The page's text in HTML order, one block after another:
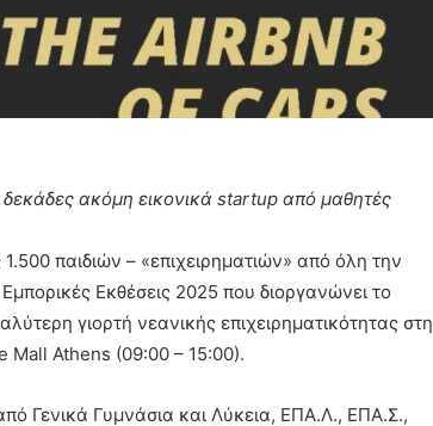
δεκάδες ακόμη εικονικά startup από μαθητές
παιδιών – «επιχειρηματιών» από όλη την
Εκθέσεις 2025 που διοργανώνει το
γιορτή νεανικής επιχειρηματικότητας στη
Athens (09:00 – 15:00).
Γενικά Γυμνάσια και Λύκεια, ΕΠΑ.Λ., ΕΠΑ.Σ.,